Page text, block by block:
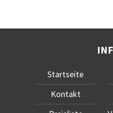
Startseite
Kontakt